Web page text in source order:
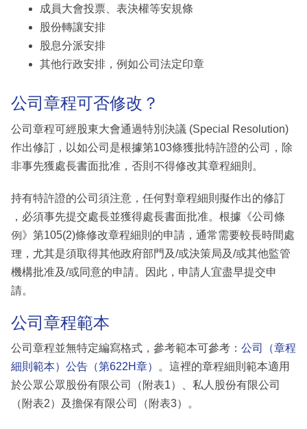
成員大會投票、表決權等安規條
股份轉讓安排
股息分派安排
其他行政安排，例如公司法定印章
公司章程可否修改？
公司章程可經股東大會通過特別決議 (Special Resolution)
作出修訂，以如公司是根據第103條獲批特許證的公司，除
非事先獲處長書面批准，否則不得修改其章程細則。
持有特許證的公司須注意，任何對章程細則擬作出的修訂
，必須事先提交處長並獲得處長書面批准。根據《公司條
例》第105(2)條修改章程細則的申請，通常需要較長時間處
理，尤其是須取得其他政府部門及/或決策局及/或其他監管
機構批准及/或同意的申請。因此，申請人宜盡早提交申
請。
公司章程範本
公司章程並無特定編寫格式，參考範本可參考： 公司（章程
細則範本）公告（第622H章）
。這裡的章程細則範本適用
於公眾公眾股份有限公司（附表1）、私人股份有限公司
（附表2）及擔保有限公司（附表3）。